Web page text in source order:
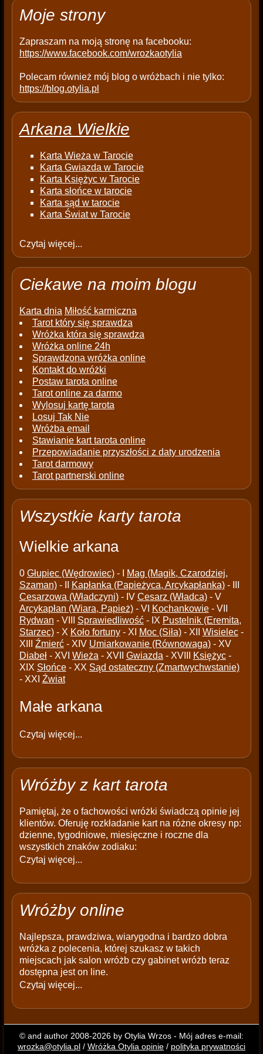
y
Moje strony
Zapraszam na moją stronę na facebooku:
https://www.facebook.com/wrozkaotylia
Polecam również mój blog o wróżbach i nie tylko:
https://blog.otylia.pl
Arkana Wielkie
Karta Wieża w Tarocie
Karta Gwiazda w Tarocie
Karta Księżyc w Tarocie
Karta słońce w tarocie
Karta sąd w tarocie
Karta Świat w Tarocie
Czytaj więcej...
Ciekawe na moim blogu
Karta dnia Miłość karmiczna
Tarot który się sprawdza
Wróżka która się sprawdza
Wróżka online 24h
Sprawdzona wróżka online
Kontakt do wróżki
Postaw tarota online
Tarot online za darmo
Wylosuj kartę tarota
Losuj Tak Nie
Wróżba email
Stawianie kart tarota online
Przepowiadanie przyszłości z daty urodzenia
Tarot darmowy
Tarot partnerski online
Wszystkie karty tarota
Wielkie arkana
0 Głupiec (Wędrowiec)- I
Mag (Magik, Czarodziej,
Szaman)- II Kapłanka (Papieżyca, Arcykapłanka)- III
Cesarzowa (Władczyni)- IV Cesarz (Władca)- V
Arcykapłan (Wiara, Papież)- VI Kochankowie- VII
Rydwan - VIII Sprawiedliwość- IX Pustelnik (Eremita,
Starzec)- X Koło fortuny- XI Moc (Siła)- XII Wisielec-
XIII Źmierć- XIV Umiarkowanie (Równowaga)- XV
Diabeł- XVI Wieża - XVII Gwiazda - XVIII Księżyc-
XIX Słońce- XX Sąd ostateczny (Zmartwychwstanie)
- XXI Źwiat
Małe arkana
Czytaj więcej...
Wróżby z kart tarota
Pamiętaj, że o fachowości wróżki świadczą opinie jej
klientów. Oferuję rozkładanie kart na różne okresy np:
dzienne, tygodniowe, miesięczne i roczne dla
wszystkich znaków zodiaku:
Czytaj więcej...
Wróżby online
Najlepsza, prawdziwa, wiarygodna i bardzo dobra
wróżka z polecenia, której szukasz w takich
miejscach jak salon wróżb czy gabinet wróżb teraz
dostępna jest on line.
Czytaj więcej...
© and author 2008-2026 by Otylia Wrzos - Mój adres e-mail:
wrozka@otylia.pl/ Wróżka Otylia opinie/ polityka prywatności